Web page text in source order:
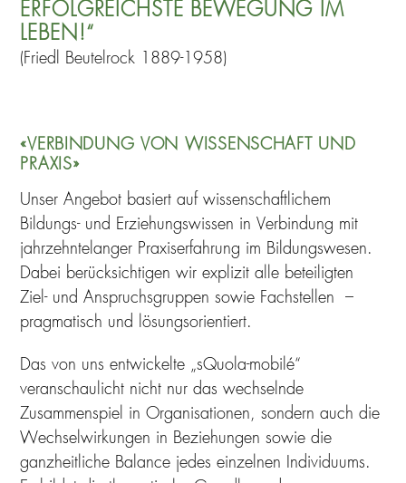
ERFOLGREICHSTE BEWEGUNG IM
LEBEN!“
(Friedl Beutelrock 1889-1958)
«VERBINDUNG VON WISSENSCHAFT UND
PRAXIS»
Unser Angebot basiert auf wissenschaftlichem
Bildungs- und Erziehungswissen in Verbindung mit
jahrzehntelanger Praxiserfahrung im Bildungswesen.
Dabei berücksichtigen wir explizit alle beteiligten
Ziel- und Anspruchsgruppen sowie Fachstellen –
pragmatisch und lösungsorientiert.
Das von uns entwickelte „sQuola-mobilé“
veranschaulicht nicht nur das wechselnde
Zusammenspiel in Organisationen, sondern auch die
Wechselwirkungen in Beziehungen sowie die
ganzheitliche Balance jedes einzelnen Individuums.